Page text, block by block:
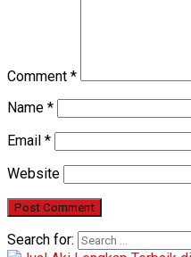
Comment *
Name *
Email *
Website
Search for: